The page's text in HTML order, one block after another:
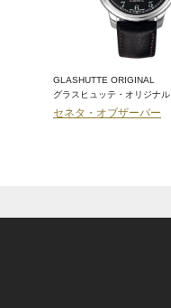
GLASHUTTE ORIGINAL
グラスヒュッテ・オリジナル
セネタ・オブザーバー